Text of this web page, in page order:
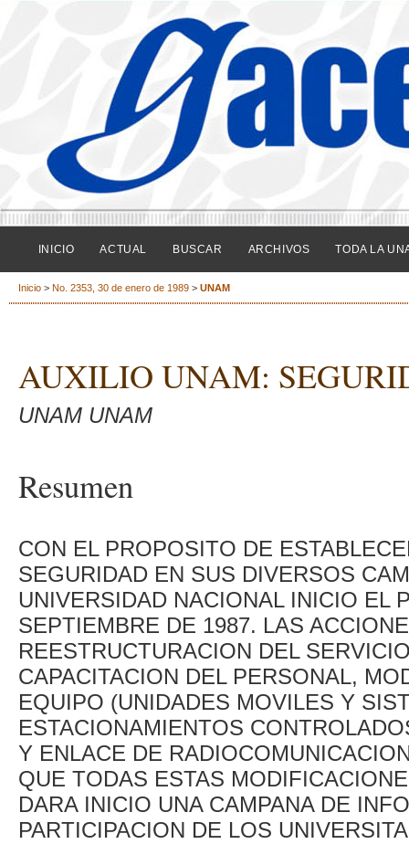
INICIO ACTUAL BUSCAR ARCHIVOS TODA LA
Inicio > No. 2353, 30 de enero de 1989 > UNAM
AUXILIO UNAM:
UNAM UNAM
Resumen
CON EL PROPOSITO DE
SEGURIDAD EN SUS DIVERSOS
UNIVERSIDAD NACIONAL INICIO EL
SEPTIEMBRE DE 1987. LAS
REESTRUCTURACION DEL
CAPACITACION DEL PERSONAL,
EQUIPO (UNIDADES MOVILES Y
ESTACIONAMIENTOS
Y ENLACE DE
QUE TODAS ESTAS
DARA INICIO UNA CAMPANA DE
PARTICIPACION DE LOS